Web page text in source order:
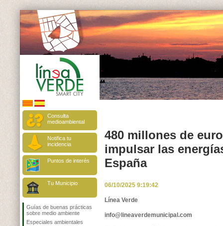
Consulta
medioambiental
Notifica tu
incidencia
Puntos de interés
Tu Municipio
Guías de buenas prácticas
sobre medio ambiente
Especiales ambientales
480 millones de
impulsar las
España
06/10/2025 9:19:42
Línea Verde
info@lineaverdemunicipal.com